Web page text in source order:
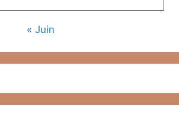
« Juin